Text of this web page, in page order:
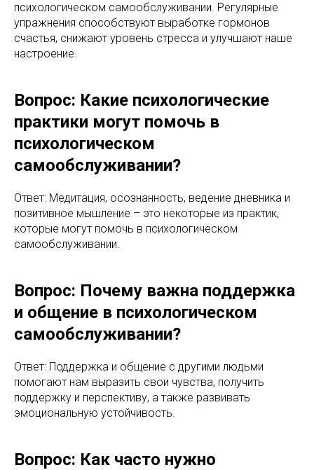
психологическом самообслуживании. Регулярные
упражнения способствуют выработке гормонов
счастья, снижают уровень стресса и улучшают наше
настроение.
Вопрос: Какие психологические
практики могут помочь в
психологическом
самообслуживании?
Ответ: Медитация, осознанность, ведение дневника и
позитивное мышление – это некоторые из практик,
которые могут помочь в психологическом
самообслуживании.
Вопрос: Почему важна поддержка
и общение в психологическом
самообслуживании?
Ответ: Поддержка и общение с другими людьми
помогают нам выразить свои чувства, получить
поддержку и перспективу, а также развивать
эмоциональную устойчивость.
Вопрос: Как часто нужно